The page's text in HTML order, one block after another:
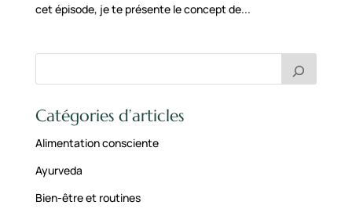
cet épisode, je te présente le concept de...
Catégories d’articles
Alimentation consciente
Ayurveda
Bien-être et routines